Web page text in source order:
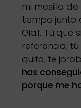
mi mesilla
tiempo junto
Olaf. Tú que
referencia,
quito, te
has
porque me